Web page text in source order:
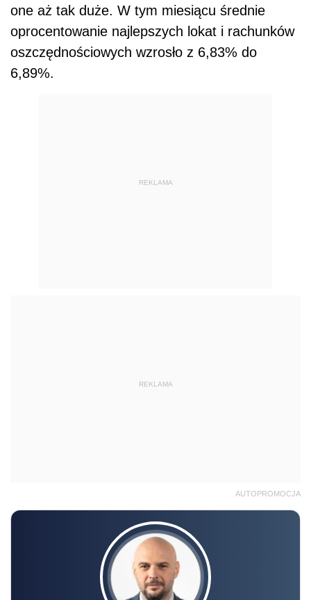
one aż tak duże. W tym miesiącu średnie
oprocentowanie najlepszych lokat i rachunków
oszczędnościowych wzrosło z 6,83% do
6,89%.
REKLAMA
REKLAMA
AUTOPROMOCJA